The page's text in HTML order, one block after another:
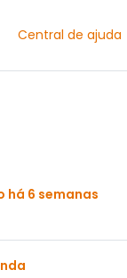
Central de ajuda
há 6 semanas